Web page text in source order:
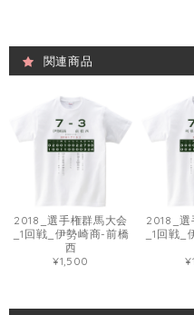
関連商品
2018_選手権群馬大会
_1回戦_伊勢崎商-前橋
西
¥1,500
2018_選
_1回戦